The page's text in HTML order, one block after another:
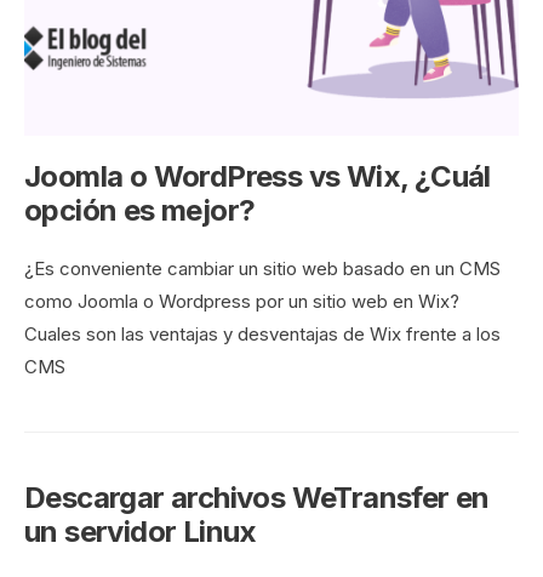
Joomla o WordPress vs Wix, ¿Cuál
opción es mejor?
¿Es conveniente cambiar un sitio web basado en un CMS
como Joomla o Wordpress por un sitio web en Wix?
Cuales son las ventajas y desventajas de Wix frente a los
CMS
Descargar archivos WeTransfer en
un servidor Linux